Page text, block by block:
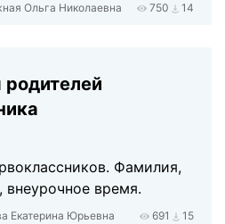
Ольга Николаевна 750 14
Фамилия,
внеурочное время.
Екатерина Юрьевна 691 15